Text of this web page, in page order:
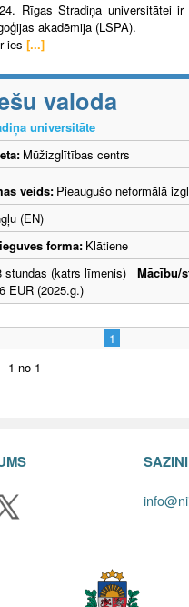
Rīgas Stradiņa universitātei ir
akadēmija (LSPA).
ies [...]
valoda
universitāte
Mūžizglītības centrs
veids: Pieaugušo neformālā
(EN)
forma: Klātiene
stundas (katrs līmenis) Mācību/
EUR (2025.g.)
1
1 no 1